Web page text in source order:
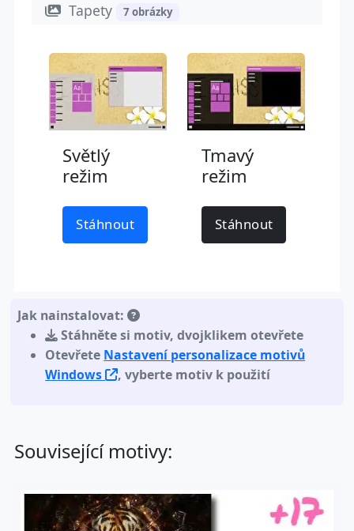
Tapety 7 obrázky
Světlý
režim
Stáhnout
Tmavý
režim
Stáhnout
Jak nainstalovat:
Stáhněte si motiv,dvojklikem otevřete
Otevřete Nastavení personalizace motivů
Windows
, vyberte motiv k použití
Související motivy: